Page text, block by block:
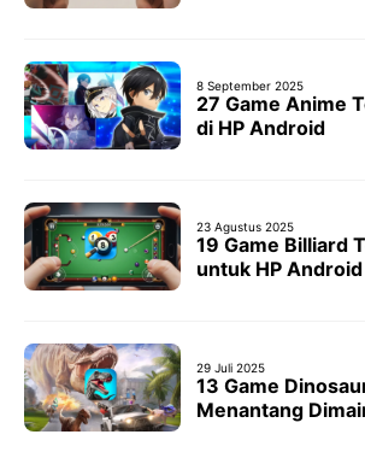
8 September 2025
27 Game Anime
di HP Android
23 Agustus 2025
19 Game Billiard
untuk HP Android
29 Juli 2025
13 Game
Menantang